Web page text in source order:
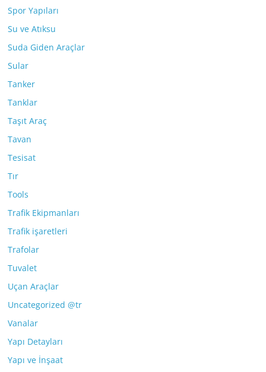
Spor Yapıları
Su ve Atıksu
Suda Giden Araçlar
Sular
Tanker
Tanklar
Taşıt Araç
Tavan
Tesisat
Tır
Tools
Trafik Ekipmanları
Trafik işaretleri
Trafolar
Tuvalet
Uçan Araçlar
Uncategorized @tr
Vanalar
Yapı Detayları
Yapı ve İnşaat